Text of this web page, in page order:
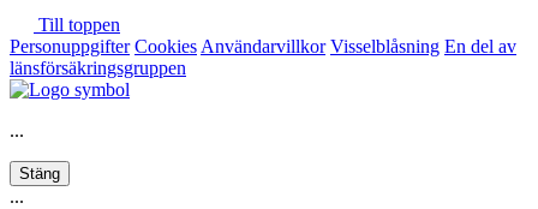
Till toppen
Personuppgifter Cookies Användarvillkor Visselblåsning En del av
länsförsäkringsgruppen
...
Stäng
...